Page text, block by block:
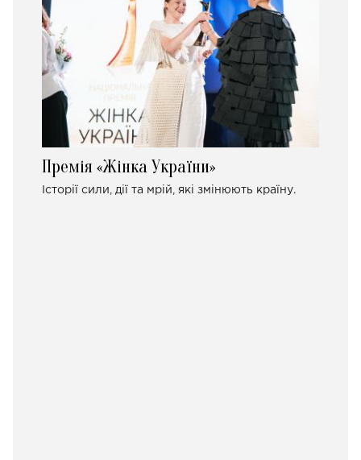
Премія «Жінка України»
Історії сили, дії та мрій, які змінюють країну.